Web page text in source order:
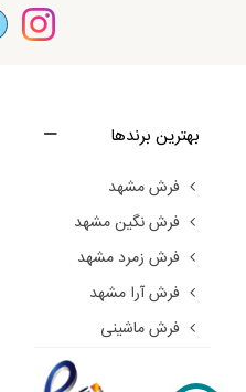
بهترین برندها
فرش مشهد
فرش نگین مشهد
فرش زمرد مشهد
فرش آرا مشهد
فرش ماشینی